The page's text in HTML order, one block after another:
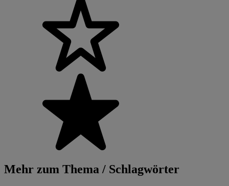
Mehr zum Thema / Schlagwörter